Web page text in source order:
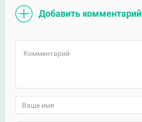
Добавить комментарий